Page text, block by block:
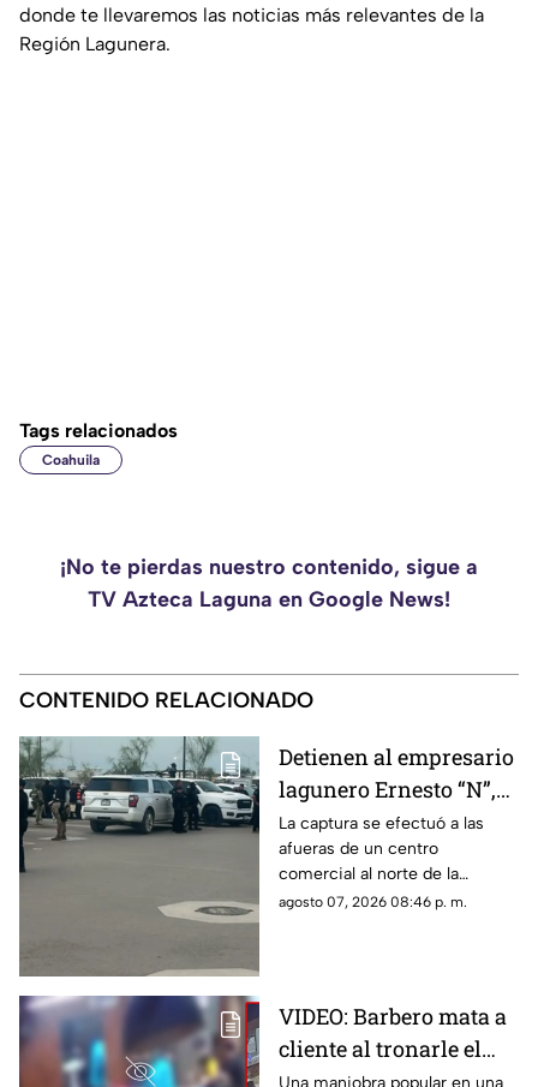
donde te llevaremos las noticias más relevantes de la
Región Lagunera.
Tags relacionados
Coahuila
¡No te pierdas nuestro contenido, sigue a
TV Azteca Laguna en Google News!
CONTENIDO RELACIONADO
Detienen al empresario
lagunero Ernesto “N”,
alias “El Güino”, tras
despliegue de
seguridad en Torreón
La captura se efectuó a las
afueras de un centro
comercial al norte de la
ciudad; le habrían asegurado
agosto 07, 2026 08:46 p. m.
VIDEO: Barbero mata a
cliente al tronarle el
cuello mientras le